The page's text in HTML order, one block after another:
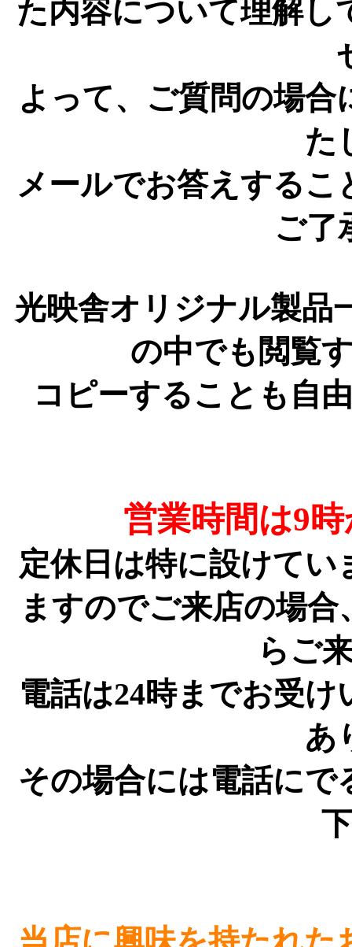
た内容について理解
よって、ご質問の場
た
メールでお答えする
ご了
光映舎オリジナル製品
の中でも閲覧
コピーすることも自
営業時間は9
定休日は特に設けて
ますのでご来店の場
らご
電話は24時までお受
あ
その場合には電話に